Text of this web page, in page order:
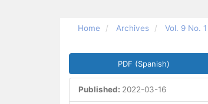
Home Archives Vol. 9 No.
Article
PDF (Spanish)
Published: 2022-03-16